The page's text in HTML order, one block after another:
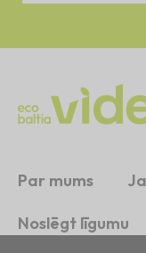
Par mums
Noslēgt līgumu